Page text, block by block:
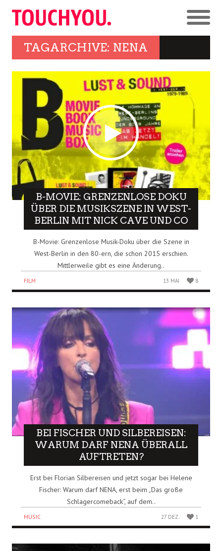
TAGARCHIVE: NENA
B-MOVIE: GRENZENLOSE DOKU
ÜBER DIE MUSIKSZENE IN WEST-
BERLIN MIT NICK CAVE UND CO
B-Movie: Grenzenlose Musik-Doku über die Szene in
West-Berlin in den 80-ern, die schon 2015 erschien.
Mittlerweile gibt es eine Änderung..
FILM 13 MAI 8
BEI FISCHER UND SILBEREISEN:
WARUM DARF NENA ÜBERALL
AUFTRETEN?
Erst bei Florian Silbereisen und jetzt sogar bei Helene
Fischer: Warum darf NENA, erst beim „Das große
Schlagercomeback“, auf dem..
MUSIC 27 DEZ. 1